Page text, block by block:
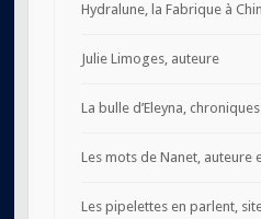
Hydralune, la Fabrique à
Julie Limoges, auteure
La bulle d’Eleyna, chroniques
Les mots de Nanet, auteure
Les pipelettes en parlent,